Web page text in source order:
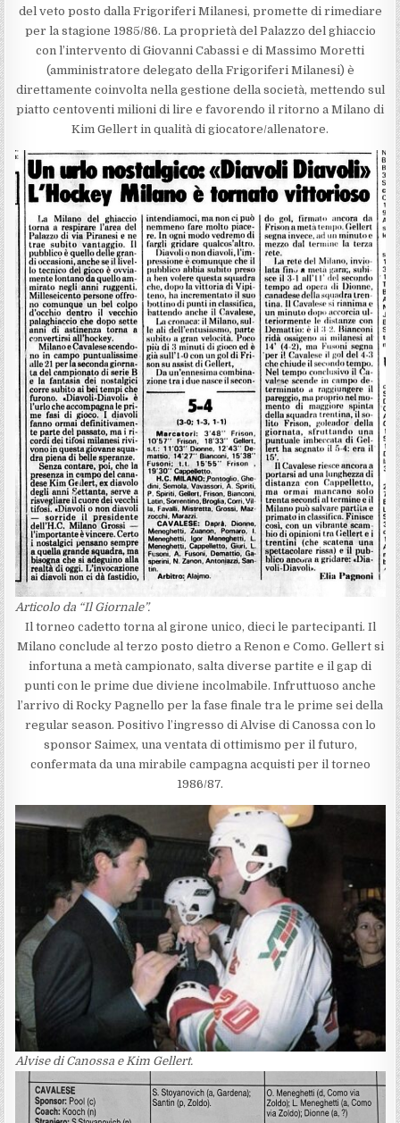
del veto posto dalla Frigoriferi Milanesi, promette di rimediare
per la stagione 1985/86. La proprietà del Palazzo del ghiaccio
con l’intervento di Giovanni Cabassi e di Massimo Moretti
(amministratore delegato della Frigoriferi Milanesi) è
direttamente coinvolta nella gestione della società, mettendo sul
piatto centoventi milioni di lire e favorendo il ritorno a Milano di
Kim Gellert in qualità di giocatore/allenatore.
Articolo da “Il Giornale”.
Il torneo cadetto torna al girone unico, dieci le partecipanti. Il
Milano conclude al terzo posto dietro a Renon e Como. Gellert si
infortuna a metà campionato, salta diverse partite e il gap di
punti con le prime due diviene incolmabile. Infruttuoso anche
l’arrivo di Rocky Pagnello per la fase finale tra le prime sei della
regular season. Positivo l’ingresso di Alvise di Canossa con lo
sponsor Saimex, una ventata di ottimismo per il futuro,
confermata da una mirabile campagna acquisti per il torneo
1986/87.
Alvise di Canossa e Kim Gellert.